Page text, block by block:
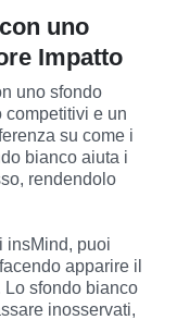
uno
Impatto
uno sfondo
competitivi e un
su come i
bianco aiuta i
rendendolo
insMind, puoi
apparire il
Lo sfondo bianco
inosservati,